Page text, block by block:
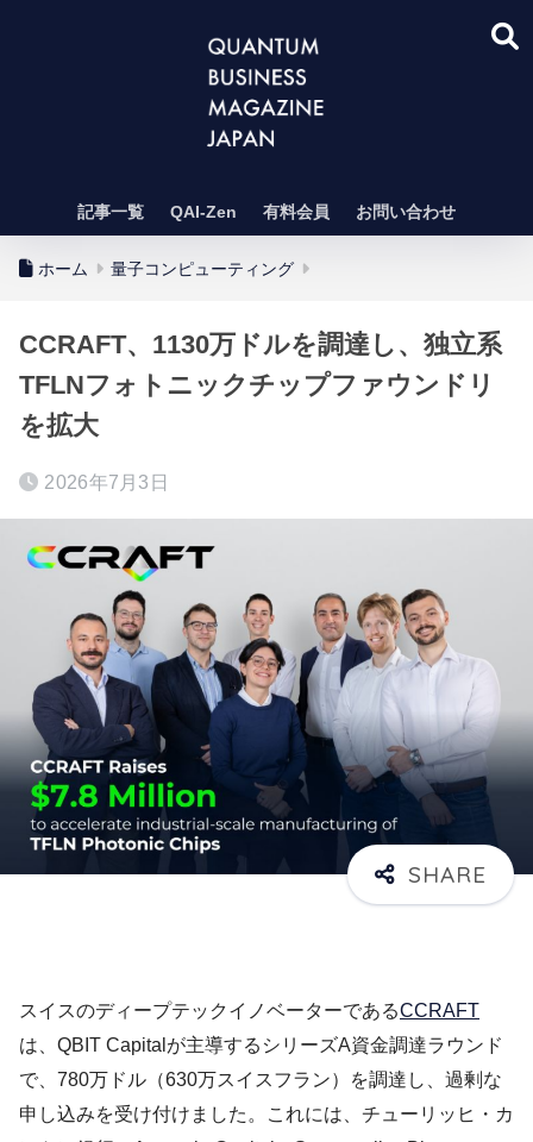
記事一覧 QAI-Zen 有料会員 お問い合わせ
ホーム 量子コンピューティング
CCRAFT、1130万ドルを調達し、独立系
TFLNフォトニックチップファウンドリ
を拡大
2026年7月3日
スイスのディープテックイノベーターであるCCRAFT
は、QBIT Capitalが主導するシリーズA資金調達ラウンド
で、780万ドル（630万スイスフラン）を調達し、過剰な
申し込みを受け付けました。これには、チューリッヒ・カ